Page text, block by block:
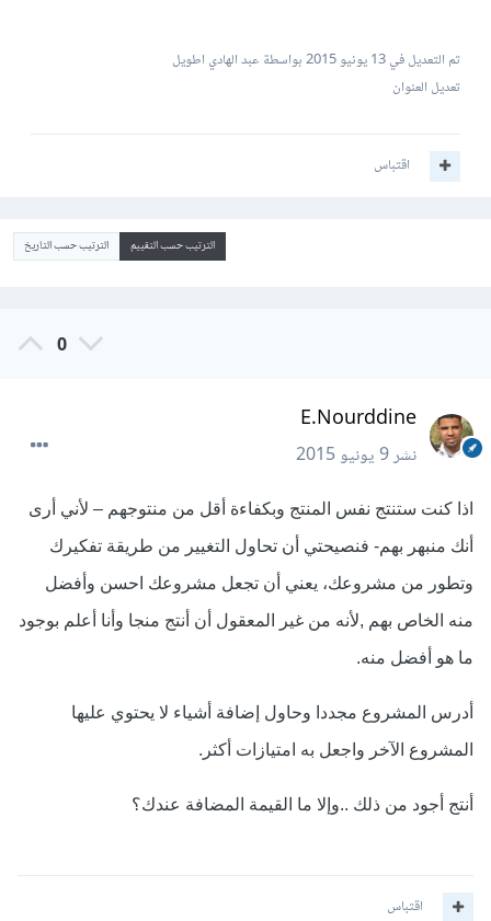
تم التعديل في13 يونيو 2015
بواسطة عبد الهادي اطويل
تعديل العنوان
اقتباس
الترتيب حسب التقييم الترتيب حسب التاريخ
0
E.Nourddine
نشر9 يونيو 2015
اذا كنت ستنتج نفس المنتج وبكفاءة أقل من منتوجهم – لأني أرى
أنك منبهر بهم- فنصيحتي أن تحاول التغيير من طريقة تفكيرك
وتطور من مشروعك، يعني أن تجعل مشروعك احسن وأفضل
منه الخاص بهم ,لأنه من غير المعقول أن أنتج منجا وأنا أعلم بوجود
ما هو أفضل منه.
أدرس المشروع مجددا وحاول إضافة أشياء لا يحتوي عليها
المشروع الآخر واجعل به امتيازات أكثر.
أنتج أجود من ذلك ..وإلا ما القيمة المضافة عندك؟
اقتباس